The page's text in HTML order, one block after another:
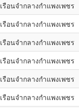
เรือนจำกลางกำแพงเพชร
เรือนจำกลางกำแพงเพชร
เรือนจำกลางกำแพงเพชร
เรือนจำกลางกำแพงเพชร
เรือนจำกลางกำแพงเพชร
เรือนจำกลางกำแพงเพชร